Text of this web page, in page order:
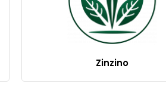
Zinzino